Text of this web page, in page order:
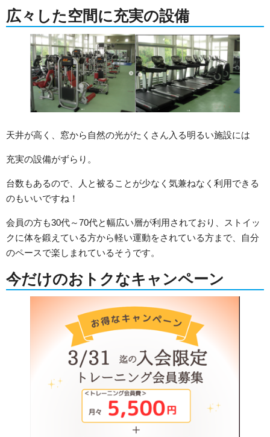
広々した空間に充実の設備
天井が高く、窓から自然の光がたくさん入る明るい施設には
充実の設備がずらり。
台数もあるので、人と被ることが少なく気兼ねなく利用できる
のもいいですね！
会員の方も30代～70代と幅広い層が利用されており、ストイッ
クに体を鍛えている方から軽い運動をされている方まで、自分
のペースで楽しまれているそうです。
今だけのおトクなキャンペーン